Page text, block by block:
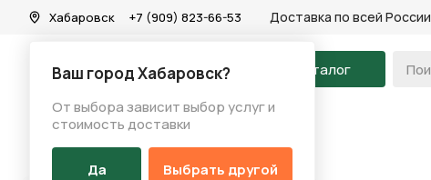
Хабаровск
Ваш город Хабаровск?
От выбора зависит выбор услуг и
стоимость доставки
Да Выбрать другой
+7 (909) 823-66-53 Доставка по всей России
На главную Каталог
Акции
Акции